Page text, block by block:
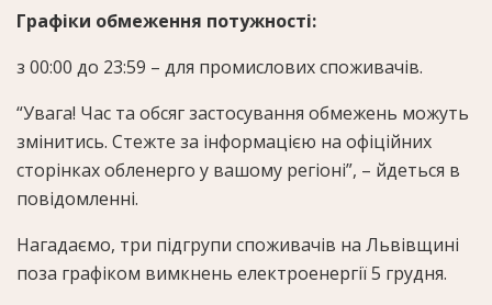
Графіки обмеження потужності:
з 00:00 до 23:59 – для промислових споживачів.
“Увага! Час та обсяг застосування обмежень можуть
змінитись. Стежте за інформацією на офіційних
сторінках обленерго у вашому регіоні”, – йдеться в
повідомленні.
Нагадаємо, три підгрупи споживачів на Львівщині
поза графіком вимкнень електроенергії 5 грудня.